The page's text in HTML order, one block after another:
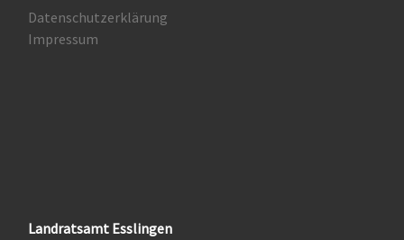
Datenschutzerklärung
Impressum
Landratsamt Esslingen